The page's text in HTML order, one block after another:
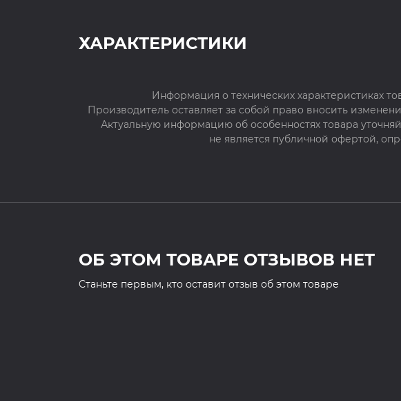
ХАРАКТЕРИСТИКИ
Информация о технических характеристиках
Производитель оставляет за собой право вносить
Актуальную информацию об особенностях товара
не является публичной офертой,
ОБ ЭТОМ ТОВАРЕ ОТЗЫВОВ НЕТ
Cтаньте первым, кто оставит отзыв об этом товаре